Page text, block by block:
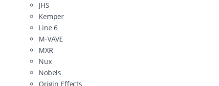
JHS
Kemper
Line 6
M-VAVE
MXR
Nux
Nobels
Origin Effects